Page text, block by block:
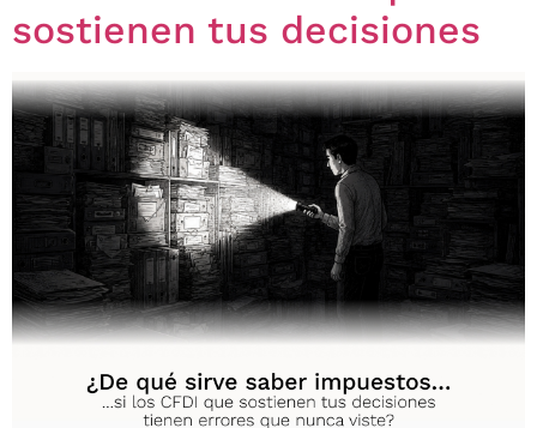
sostienen tus decisiones